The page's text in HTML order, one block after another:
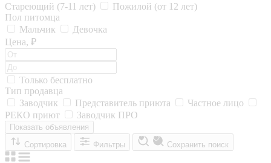
Стареющий (7-11 лет)
Пожилой (от 12 лет)
Пол питомца
Мальчик
Девочка
Цена, ₽
Только бесплатно
Тип продавца
Заводчик
Представитель приюта
Частное лицо
РЕКО приют
Заводчик ПРО
Показать объявления
Сортировка
Фильтры Сохранить поиск